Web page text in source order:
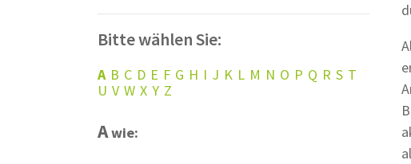
Bitte wählen Sie:
A B C D E F G H I J K L M N O P Q R S T
U V W X Y Z
Awie: